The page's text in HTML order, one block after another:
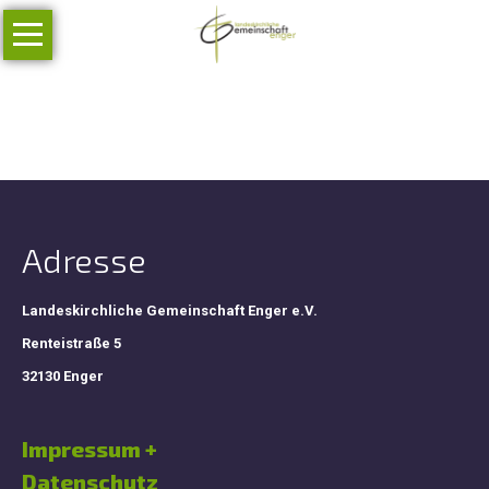
Navigation
überspringen
Unsere
Gemeinschaft
glauben
Unser
Stellenangebote
für
Gemeindeentwicklung
Adresse
Landeskirchliche Gemeinschaft Enger e.V.
Renteistraße 5
32130 Enger
Impressum +
Datenschutz